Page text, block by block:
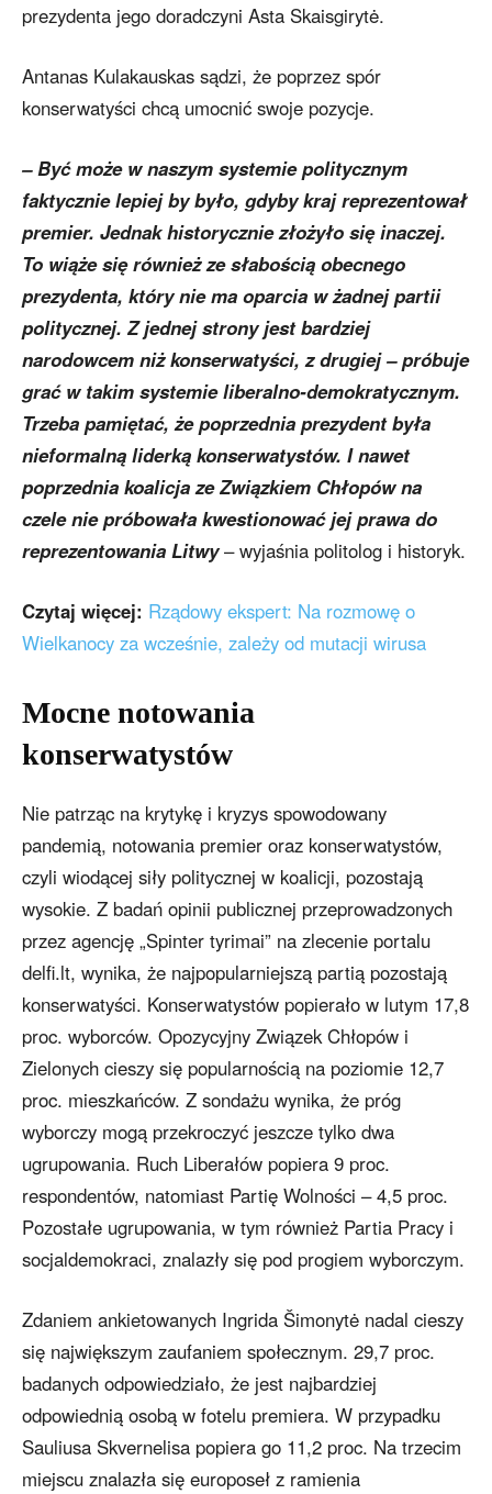
prezydenta jego doradczyni Asta Skaisgirytė.
Antanas Kulakauskas sądzi, że poprzez spór
konserwatyści chcą umocnić swoje pozycje.
– Być może w naszym systemie politycznym
faktycznie lepiej by było, gdyby kraj reprezentował
premier. Jednak historycznie złożyło się inaczej.
To wiąże się również ze słabością obecnego
prezydenta, który nie ma oparcia w żadnej partii
politycznej. Z jednej strony jest bardziej
narodowcem niż konserwatyści, z drugiej – próbuje
grać w takim systemie liberalno-demokratycznym.
Trzeba pamiętać, że poprzednia prezydent była
nieformalną liderką konserwatystów. I nawet
poprzednia koalicja ze Związkiem Chłopów na
czele nie próbowała kwestionować jej prawa do
reprezentowania Litwy– wyjaśnia politolog i historyk.
Czytaj więcej: Rządowy ekspert: Na rozmowę o
Wielkanocy za wcześnie, zależy od mutacji wirusa
Mocne notowania
konserwatystów
Nie patrząc na krytykę i kryzys spowodowany
pandemią, notowania premier oraz konserwatystów,
czyli wiodącej siły politycznej w koalicji, pozostają
wysokie. Z badań opinii publicznej przeprowadzonych
przez agencję „Spinter tyrimai” na zlecenie portalu
delfi.lt, wynika, że najpopularniejszą partią pozostają
konserwatyści. Konserwatystów popierało w lutym 17,8
proc. wyborców. Opozycyjny Związek Chłopów i
Zielonych cieszy się popularnością na poziomie 12,7
proc. mieszkańców. Z sondażu wynika, że próg
wyborczy mogą przekroczyć jeszcze tylko dwa
ugrupowania. Ruch Liberałów popiera 9 proc.
respondentów, natomiast Partię Wolności – 4,5 proc.
Pozostałe ugrupowania, w tym również Partia Pracy i
socjaldemokraci, znalazły się pod progiem wyborczym.
Zdaniem ankietowanych Ingrida Šimonytė nadal cieszy
się największym zaufaniem społecznym. 29,7 proc.
badanych odpowiedziało, że jest najbardziej
odpowiednią osobą w fotelu premiera. W przypadku
Sauliusa Skvernelisa popiera go 11,2 proc. Na trzecim
miejscu znalazła się europoseł z ramienia